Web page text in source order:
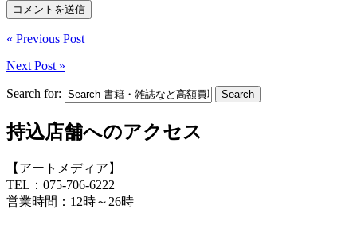
« Previous Post
Next Post »
Search for:
持込店舗へのアクセス
【アートメディア】
TEL：075-706-6222
営業時間：12時～26時